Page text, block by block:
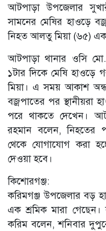
আটপাড়া উপজেলার
সামনের মেষির হাওড়ে
নিহত আলতু মিয়া (৬৫)
আটপাড়া থানার ওসি
১টার দিকে মেষি
মিয়া। এ সময় আকাশ
বজ্রপাতের পর স্থানীয়রা
পরে থাকতে দেখেন।
রহমান বলেন, নিহতের
থেকে যোগাযোগ করা
দেওয়া হবে।
কিশোরগঞ্জ:
করিমগঞ্জ উপজেলার বড়
এক শ্রমিক মারা
করিম বলেন, শনিবার